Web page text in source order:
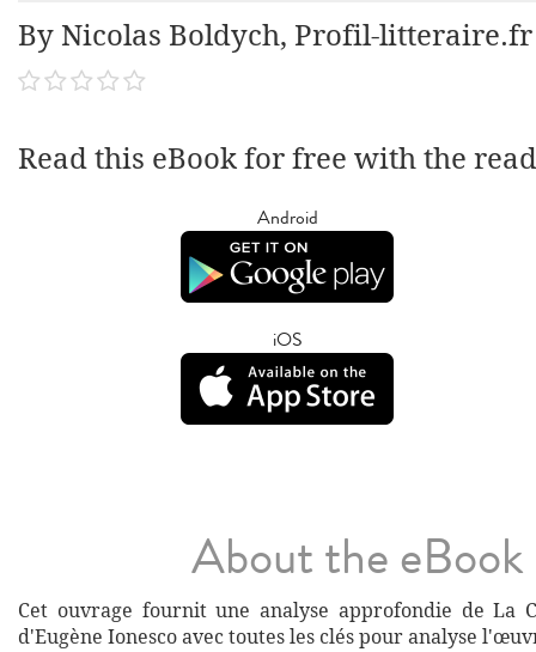
By Nicolas Boldych, Profil-litteraire.fr
Read this eBook for free with the
Android
iOS
About the eBook
Cet ouvrage fournit une analyse approfondie de La
d'Eugène Ionesco avec toutes les clés pour analyse